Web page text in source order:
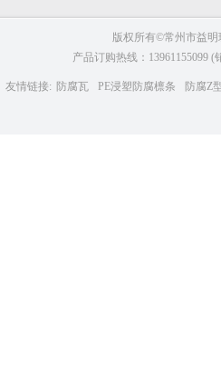
版权所有©常州市益
产品订购热线：13961155099
友情链接: 防腐瓦 PE浸塑防腐檩条 防腐Z